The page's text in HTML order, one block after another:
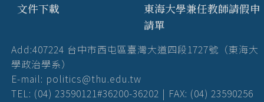
文件下載
東海大學兼任教師請假申
請單
Add:407224 台中市西屯區臺灣大道四段1727號（東海大
學政治學系）
E-mail: politics@thu.edu.tw
TEL: (04) 23590121#36200-36202 | FAX: (04) 23590256